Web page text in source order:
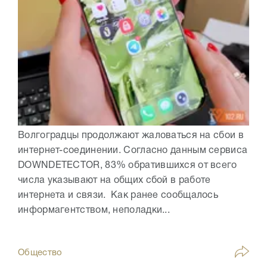
Волгоградцы продолжают жаловаться на сбои в
интернет-соединении. Согласно данным сервиса
DOWNDETECTOR, 83% обратившихся от всего
числа указывают на общих сбой в работе
интернета и связи. Как ранее сообщалось
информагентством, неполадки...
Общество